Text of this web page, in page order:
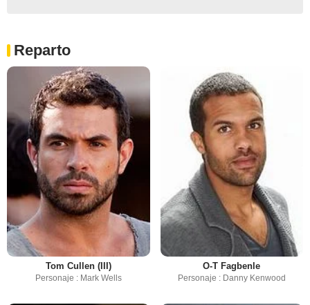
Reparto
Tom Cullen (III)
Personaje : Mark Wells
O-T Fagbenle
Personaje : Danny Kenwood